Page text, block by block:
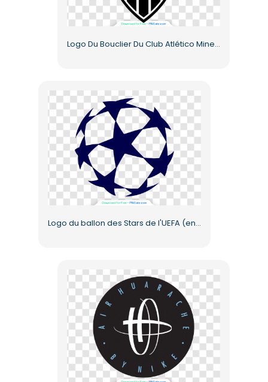
Logo Du Bouclier Du Club Atlético Mineiro PNG Gratuit
Logo du ballon des Stars de l'UEFA (en PNG gratuit)